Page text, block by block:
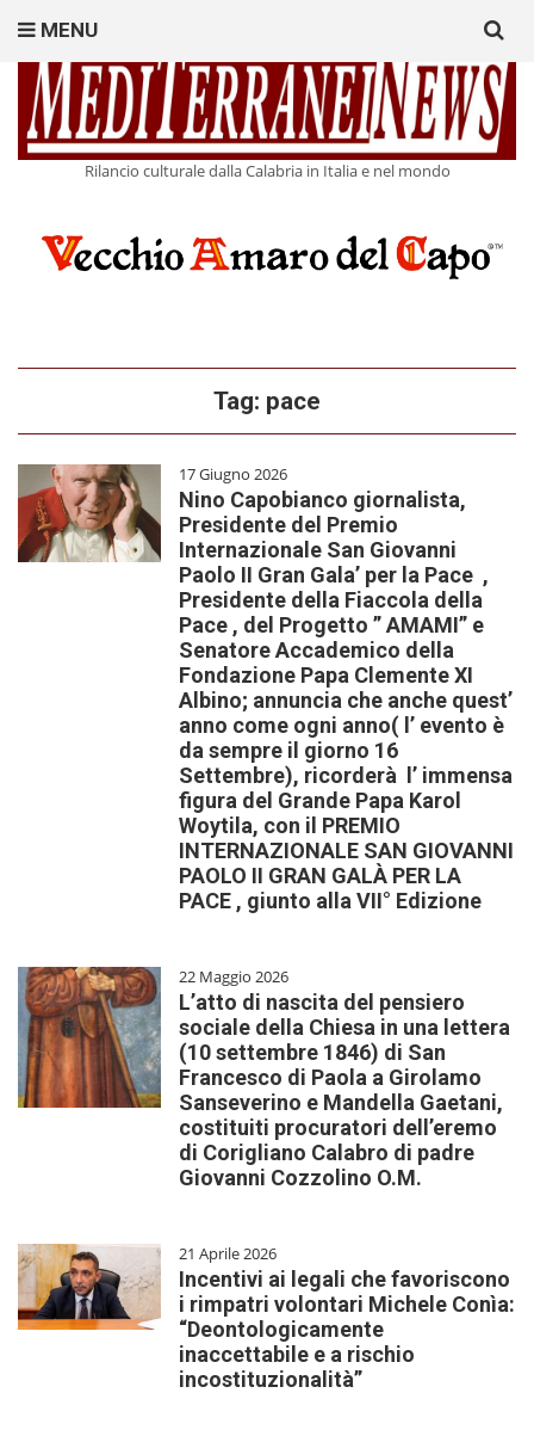
Rilancio culturale dalla Calabria in Italia e nel mondo
MENU
for:
Tag: pace
17 Giugno 2026
Nino Capobianco giornalista,
Presidente del Premio
Internazionale San Giovanni
Paolo II Gran Gala’ per la Pace ,
Presidente della Fiaccola della
Pace , del Progetto ” AMAMI” e
Senatore Accademico della
Fondazione Papa Clemente XI
Albino; annuncia che anche quest’
anno come ogni anno( l’ evento è
da sempre il giorno 16
Settembre), ricorderà l’ immensa
figura del Grande Papa Karol
Woytila, con il PREMIO
INTERNAZIONALE SAN GIOVANNI
PAOLO II GRAN GALÀ PER LA
PACE , giunto alla VII° Edizione
22 Maggio 2026
L’atto di nascita del pensiero
sociale della Chiesa in una lettera
(10 settembre 1846) di San
Francesco di Paola a Girolamo
Sanseverino e Mandella Gaetani,
costituiti procuratori dell’eremo
di Corigliano Calabro di padre
Giovanni Cozzolino O.M.
21 Aprile 2026
Incentivi ai legali che favoriscono
i rimpatri volontari Michele Conìa:
“Deontologicamente
inaccettabile e a rischio
incostituzionalità”